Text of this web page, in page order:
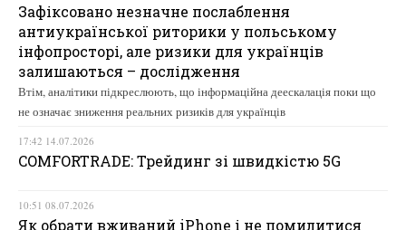
Зафіксовано незначне послаблення
антиукраїнської риторики у польському
інфопросторі, але ризики для українців
залишаються – дослідження
Втім, аналітики підкреслюють, що інформаційна деескалація поки що
не означає зниження реальних ризиків для українців
17:42 14.07.2026
COMFORTRADE: Трейдинг зі швидкістю 5G
10:51 08.07.2026
Як обрати вживаний iPhone і не помилитися